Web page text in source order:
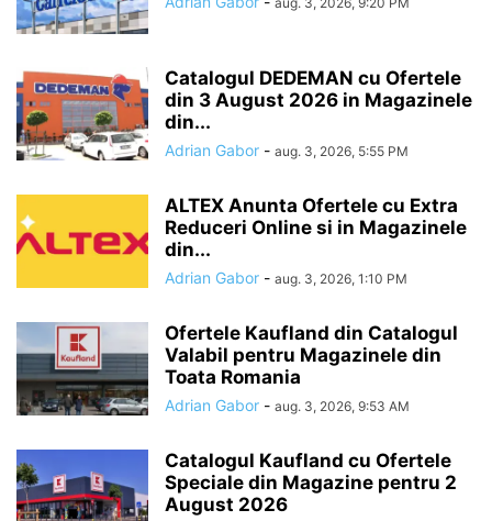
Catalogul DEDEMAN cu Ofertele
din 3 August 2026 in Magazinele
din...
Adrian Gabor - aug. 3, 2026, 5:55 PM
ALTEX Anunta Ofertele cu Extra
Reduceri Online si in Magazinele
din...
Adrian Gabor - aug. 3, 2026, 1:10 PM
Ofertele Kaufland din Catalogul
Valabil pentru Magazinele din
Toata Romania
Adrian Gabor - aug. 3, 2026, 9:53 AM
Catalogul Kaufland cu Ofertele
Speciale din Magazine pentru 2
August 2026